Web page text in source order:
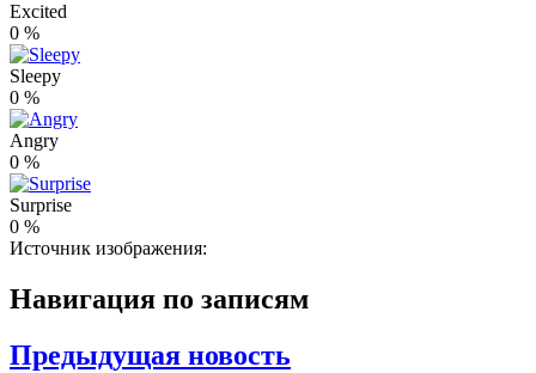
Excited
0 %
Sleepy
0 %
Angry
0 %
Surprise
0 %
Источник изображения:
Навигация по записям
Предыдущая новость